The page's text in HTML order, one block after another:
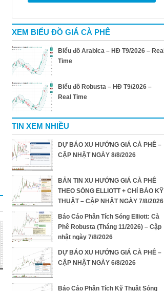
XEM BIỂU ĐỒ GIÁ CÀ PHÊ
Biểu đồ Arabica – HĐ T9/2026 – Real
Time
Biểu đồ Robusta – HĐ T9/2026 –
Real Time
TIN XEM NHIỀU
DỰ BÁO XU HƯỚNG GIÁ CÀ PHÊ –
CẬP NHẬT NGÀY 8/8/2026
BẢN TIN XU HƯỚNG GIÁ CÀ PHÊ
THEO SÓNG ELLIOTT + CHỈ BÁO KỸ
THUẬT – CẬP NHẬT NGÀY 7/8/2026
Báo Cáo Phân Tích Sóng Elliott: Cà
Phê Robusta (Tháng 11/2026) – Cập
nhật ngày 7/8/2026
DỰ BÁO XU HƯỚNG GIÁ CÀ PHÊ –
CẬP NHẬT NGÀY 6/8/2026
Báo Cáo Phân Tích Kỹ Thuật Sóng